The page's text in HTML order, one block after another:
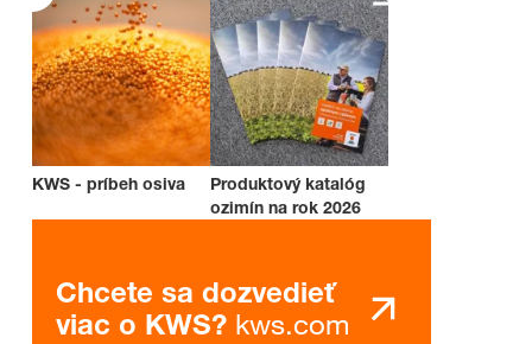
KWS - príbeh osiva
Produktový katalóg
ozimín na rok 2026
Chcete sa dozvedieť
viac o KWS? kws.com